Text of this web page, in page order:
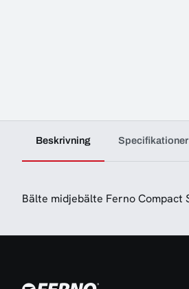
Beskrivning Specifikationer
Bälte midjebälte Ferno Compact